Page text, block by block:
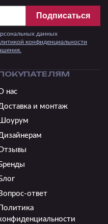
Подписаться
данных
конфиденциальности
нас
и монтаж
ответ
Политика